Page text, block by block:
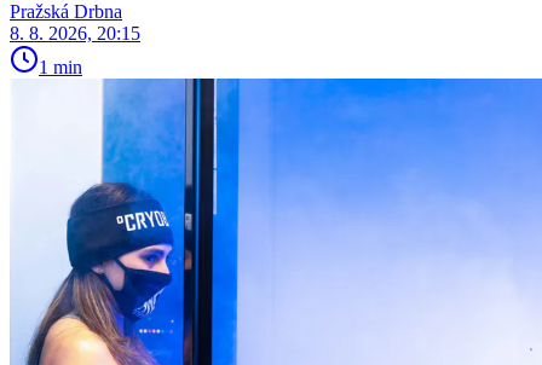
Pražská Drbna
8. 8. 2026, 20:15
1 min